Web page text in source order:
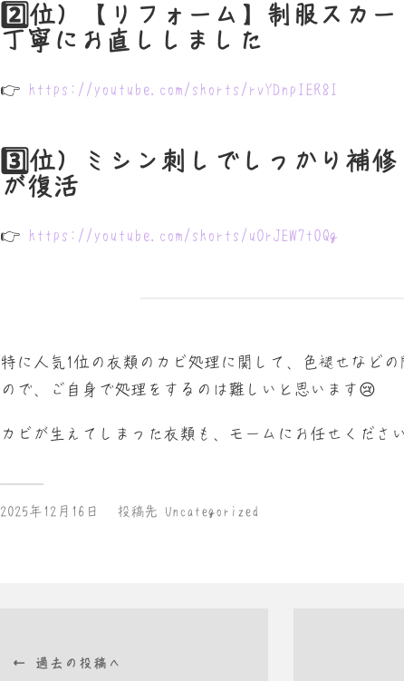
2️⃣位）【リフォーム】制服スカー
丁寧にお直ししました
👉 https://youtube.com/shorts/rvYDnpIER8I
3️⃣位）ミシン刺しでしっかり補修
が復活
👉 https://youtube.com/shorts/uOrJEW7t0Qg
特に人気1位の衣類のカビ処理に関して、色褪せなどの
ので、ご自身で処理をするのは難しいと思います😢
カビが生えてしまった衣類も、モームにお任せくださ
2025年12月16日 投稿先 Uncategorized
← 過去の投稿へ